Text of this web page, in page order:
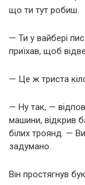
що ти тут робиш.
— Ти у вайбері
приїхав, щоб
— Це ж триста
— Ну так, —
машини, відкрив
білих троянд. —
задумано.
Він простягнув